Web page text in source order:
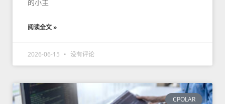
的小主
阅读全文 »
2026-06-15 没有评论
CPOLAR